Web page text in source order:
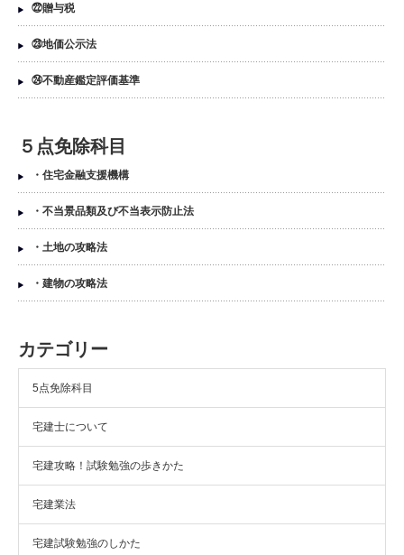
㉒贈与税
㉓地価公示法
㉔不動産鑑定評価基準
５点免除科目
・住宅金融支援機構
・不当景品類及び不当表示防止法
・土地の攻略法
・建物の攻略法
カテゴリー
5点免除科目
宅建士について
宅建攻略！試験勉強の歩きかた
宅建業法
宅建試験勉強のしかた